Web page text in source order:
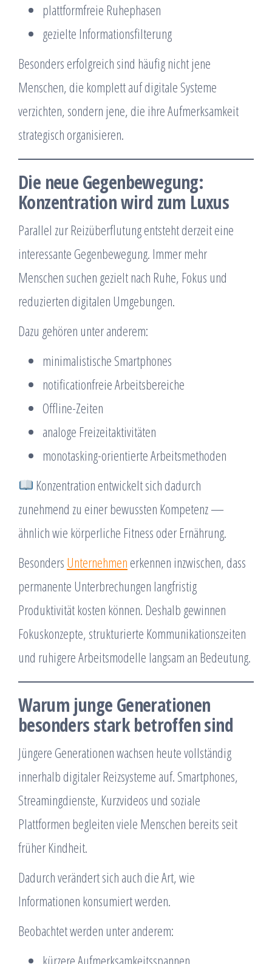
plattformfreie Ruhephasen
gezielte Informationsfilterung
Besonders erfolgreich sind häufig nicht jene
Menschen, die komplett auf digitale Systeme
verzichten, sondern jene, die ihre Aufmerksamkeit
strategisch organisieren.
Die neue Gegenbewegung:
Konzentration wird zum Luxus
Parallel zur Reizüberflutung entsteht derzeit eine
interessante Gegenbewegung. Immer mehr
Menschen suchen gezielt nach Ruhe, Fokus und
reduzierten digitalen Umgebungen.
Dazu gehören unter anderem:
minimalistische Smartphones
notificationfreie Arbeitsbereiche
Offline-Zeiten
analoge Freizeitaktivitäten
monotasking-orientierte Arbeitsmethoden
Konzentration entwickelt sich dadurch
zunehmend zu einer bewussten Kompetenz —
ähnlich wie körperliche Fitness oder Ernährung.
Besonders Unternehmen erkennen inzwischen, dass
permanente Unterbrechungen langfristig
Produktivität kosten können. Deshalb gewinnen
Fokuskonzepte, strukturierte Kommunikationszeiten
und ruhigere Arbeitsmodelle langsam an Bedeutung.
Warum junge Generationen
besonders stark betroffen sind
Jüngere Generationen wachsen heute vollständig
innerhalb digitaler Reizsysteme auf. Smartphones,
Streamingdienste, Kurzvideos und soziale
Plattformen begleiten viele Menschen bereits seit
früher Kindheit.
Dadurch verändert sich auch die Art, wie
Informationen konsumiert werden.
Beobachtet werden unter anderem:
kürzere Aufmerksamkeitsspannen